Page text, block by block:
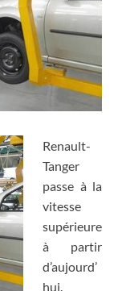
Renault-
Tanger
passe à la
vitesse
supérieure
à partir
d’aujourd’
hui.